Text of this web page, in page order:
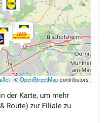
|©OpenStreetMapcontributors
der Karte, um mehr
Route) zur Filiale zu